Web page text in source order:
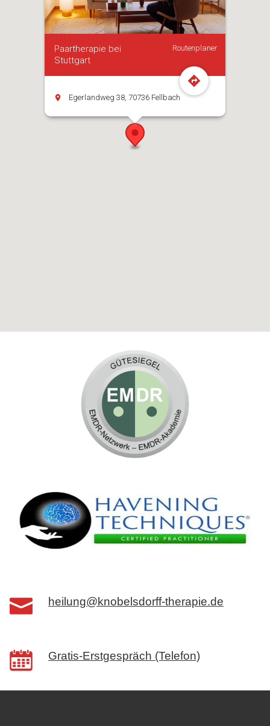
Paartherapie bei
Stuttgart
Routenplaner
Egerlandweg 38, 70736 Fellbach
heilung@knobelsdorff-therapie.de
Gratis-Erstgespräch (Telefon)